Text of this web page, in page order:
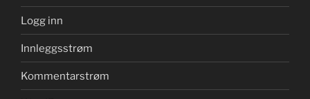
Logg inn
Innleggsstrøm
Kommentarstrøm